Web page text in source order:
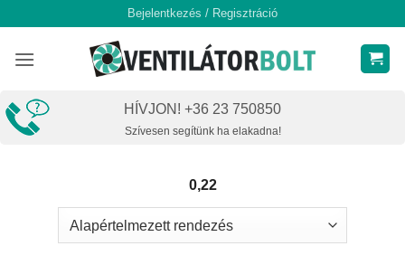
content
Bejelentkezés / Regisztráció
HÍVJON! +36 23 750850
Szívesen segítünk ha elakadna!
0,22